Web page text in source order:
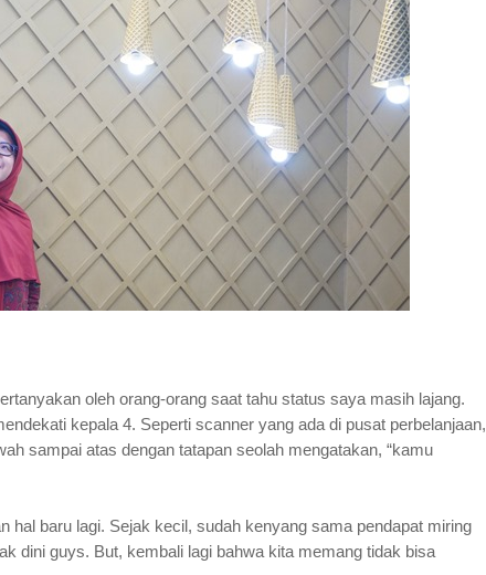
oleh orang-orang saat tahu status saya masih lajang.
kepala 4. Seperti scanner yang ada di pusat perbelanjaan,
sampai atas dengan tatapan seolah mengatakan, “kamu
hal baru lagi. Sejak kecil, sudah kenyang sama pendapat miring
dini guys. But, kembali lagi bahwa kita memang tidak bisa